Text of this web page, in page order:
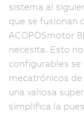
sistema al
que se fusionan
ACOPOSmotor
necesita. Esto
configurables
mecatrónicos
una valiosa
simplifica la